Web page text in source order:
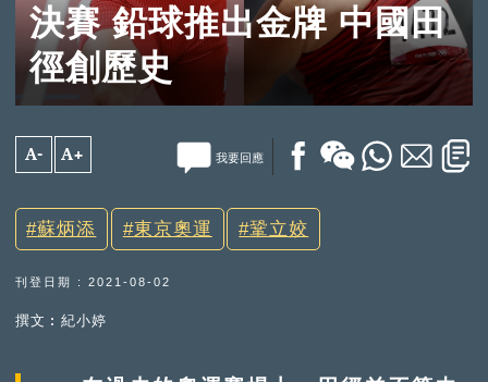
決賽 鉛球推出金牌 中國田
徑創歷史
A- A+ 我要回應
蘇炳添 東京奧運 鞏立姣
刊登日期 : 2021-08-02
撰文︰紀小婷